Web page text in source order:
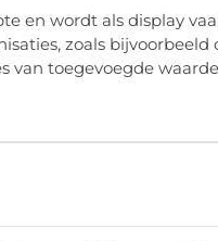
en wordt als display
zoals
van toegevoegde